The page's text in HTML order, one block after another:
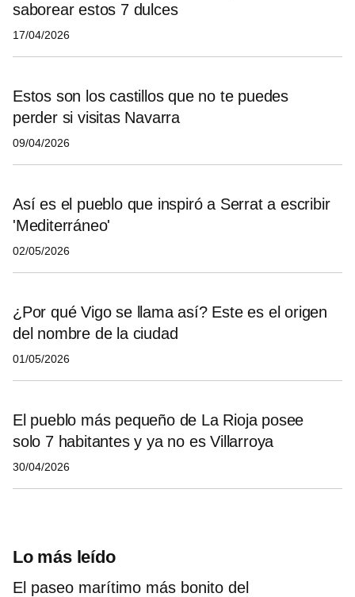
saborear estos 7 dulces
17/04/2026
Estos son los castillos que no te puedes
perder si visitas Navarra
09/04/2026
Así es el pueblo que inspiró a Serrat a escribir
'Mediterráneo'
02/05/2026
¿Por qué Vigo se llama así? Este es el origen
del nombre de la ciudad
01/05/2026
El pueblo más pequeño de La Rioja posee
solo 7 habitantes y ya no es Villarroya
30/04/2026
Lo más leído
El paseo marítimo más bonito del